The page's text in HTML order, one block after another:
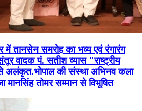
में तानसेन समरोह का भव्य एवं रंगारंग
वादक पं. सतीश व्यास "राष्ट्रीय
अलंकृत.भोपाल की संस्था अभिनव कला
मानसिंह तोमर सम्मान से विभूषित